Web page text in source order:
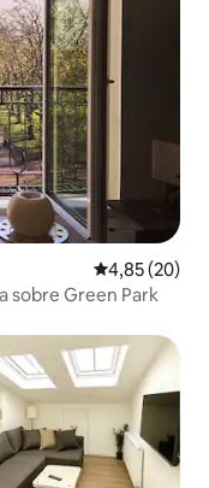
4,85 de uma
4,85 (20)
sobre Green Park